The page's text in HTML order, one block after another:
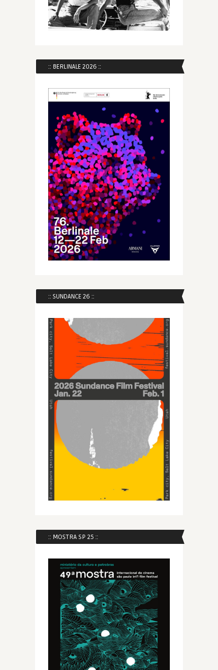
:: BERLINALE 2026 ::
:: SUNDANCE 26 ::
:: MOSTRA SP 25 ::